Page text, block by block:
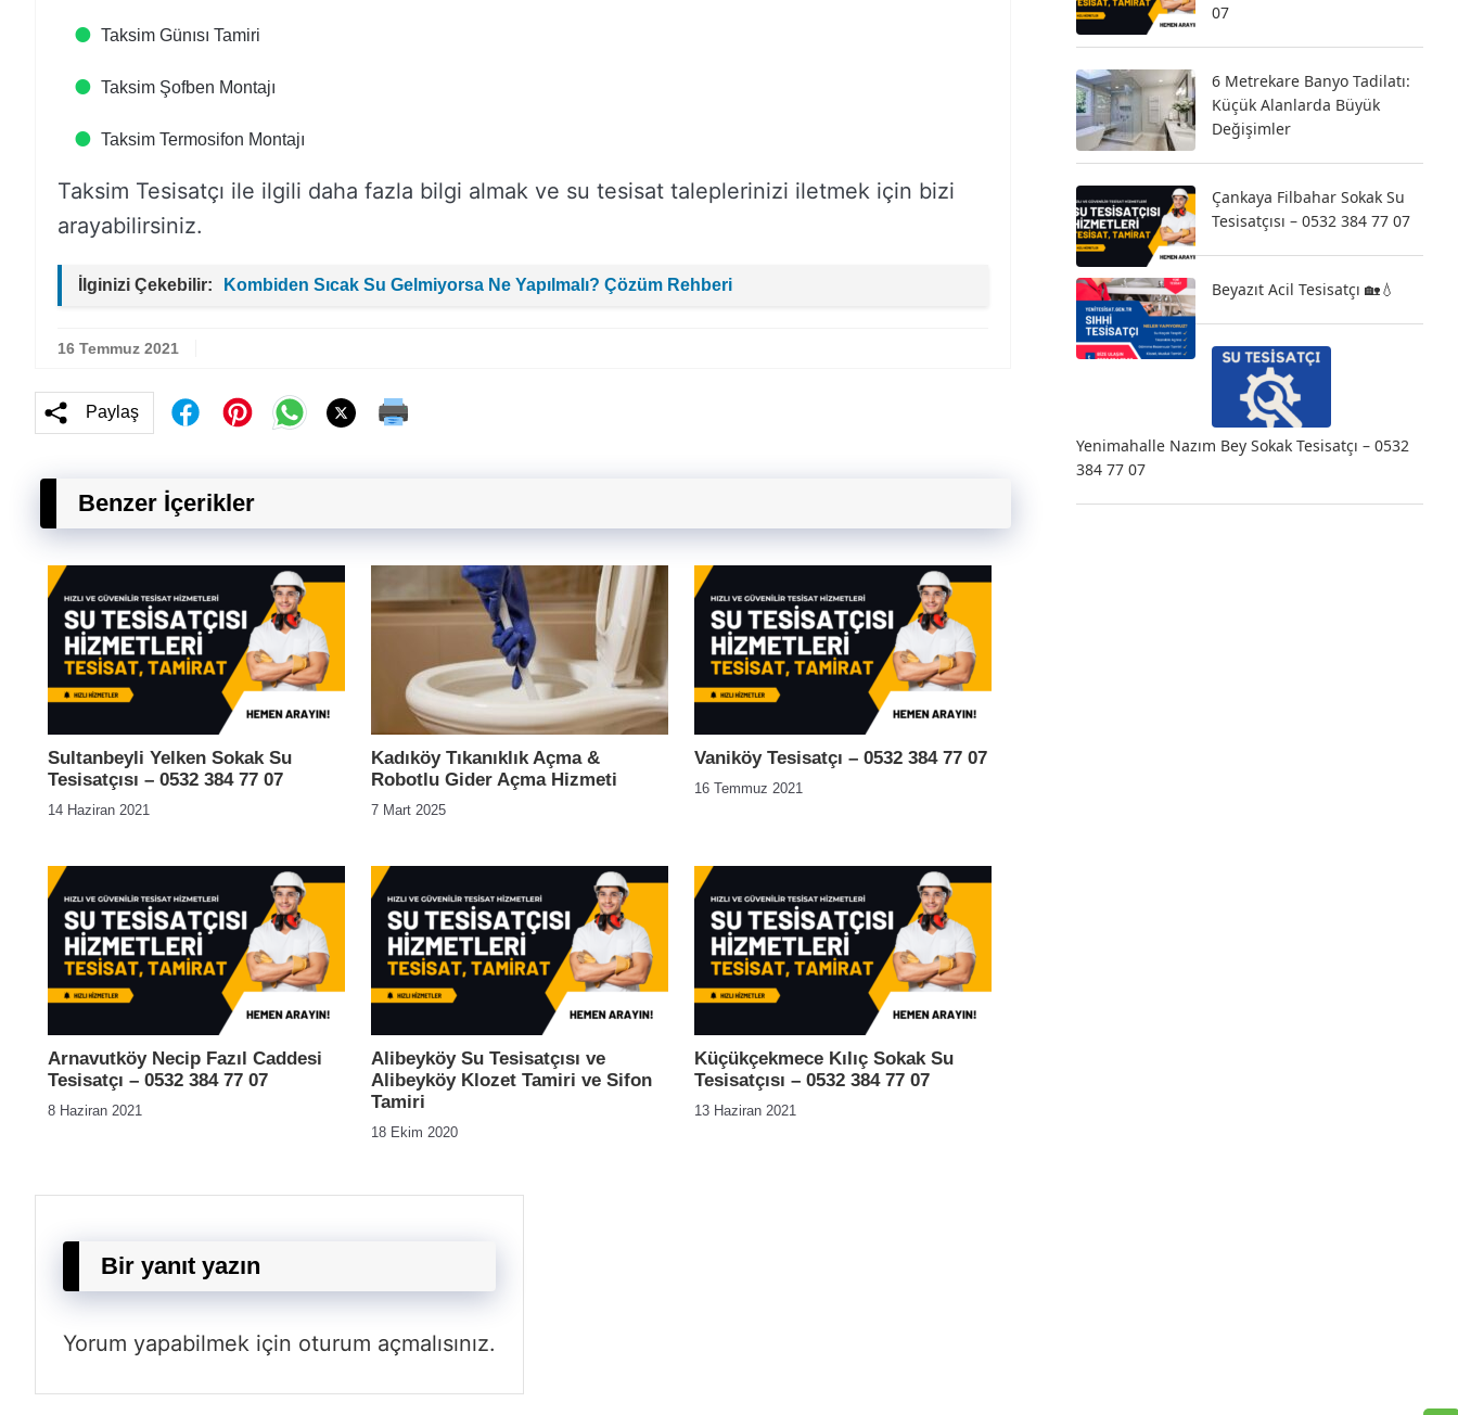
Taksim Günısı Tamiri
Taksim Şofben Montajı
Taksim Termosifon Montajı
Taksim Tesisatçı ile ilgili daha fazla bilgi almak ve su tesisat taleplerinizi iletmek için bizi
arayabilirsiniz.
İlginizi Çekebilir: Kombiden Sıcak Su Gelmiyorsa Ne Yapılmalı? Çözüm Rehberi
16 Temmuz 2021
Paylaş
Benzer İçerikler
Sultanbeyli Yelken Sokak Su
Tesisatçısı – 0532 384 77 07
14 Haziran 2021
Kadıköy Tıkanıklık Açma &
Robotlu Gider Açma Hizmeti
7 Mart 2025
Vaniköy Tesisatçı – 0532 384 77 07
16 Temmuz 2021
Arnavutköy Necip Fazıl Caddesi
Tesisatçı – 0532 384 77 07
8 Haziran 2021
Alibeyköy Su Tesisatçısı ve
Alibeyköy Klozet Tamiri ve Sifon
Tamiri
18 Ekim 2020
Küçükçekmece Kılıç Sokak Su
Tesisatçısı – 0532 384 77 07
13 Haziran 2021
Bir yanıt yazın
Yorum yapabilmek için oturum açmalısınız.
07
6 Metrekare Banyo Tadilatı:
Küçük Alanlarda Büyük
Değişimler
Çankaya Filbahar Sokak Su
Tesisatçısı – 0532 384 77 07
Beyazıt Acil Tesisatçı 🏡💧
Yenimahalle Nazım Bey Sokak Tesisatçı – 0532
384 77 07